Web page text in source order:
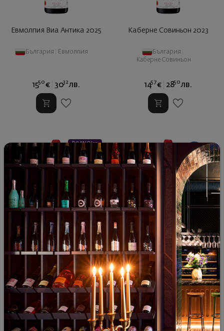
Евмолпия Виа Антика 2025
България Евмолпия
1550 € 3032 лв.
Каберне Совиньон 2023
България
Каберне Совиньон
1457 € 2850 лв.
DIVINO'25
Каберне Совиньон 2024
|
Каберне Совиньон
15 € 29 90 лв.
Каберне Совиньон Виа
Антика 2022
България |
Каберне Совиньон
1733 89 лв.